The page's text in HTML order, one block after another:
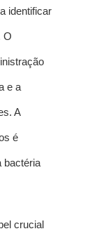
identificar
O
e a
A
é
bactéria
crucial